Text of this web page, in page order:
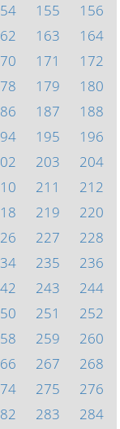
155
156
163
164
171
172
179
180
187
188
195
196
203
204
211
212
219
220
227
228
235
236
243
244
251
252
259
260
267
268
275
276
283
284